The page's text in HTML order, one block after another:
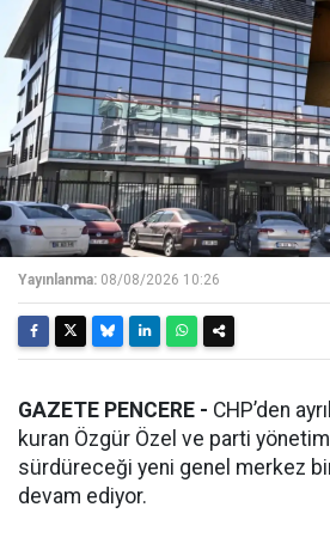
Yayınlanma: 08/08/2026 10:26
GAZETE PENCERE - CHP’den
kuran Özgür Özel ve parti
sürdüreceği yeni genel merkez
devam ediyor.